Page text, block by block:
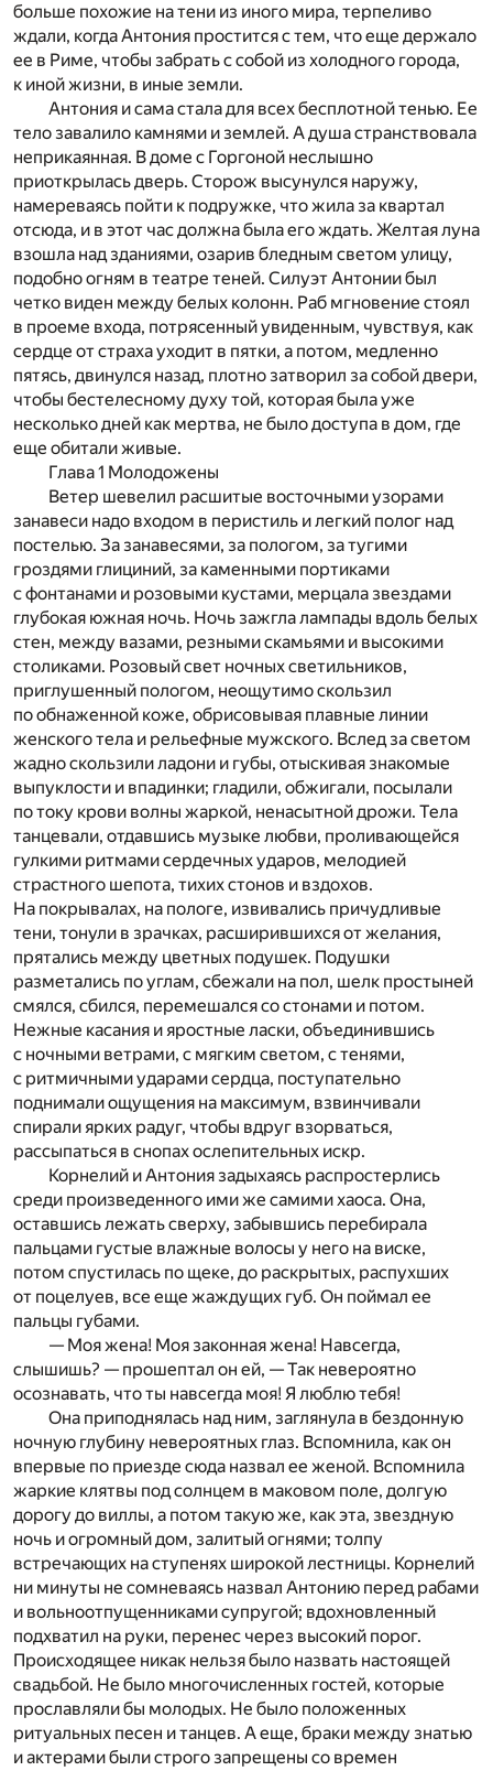
больше похожие на тени из иного мира, терпеливо
ждали, когда Антония простится с тем, что еще держало
ее в Риме, чтобы забрать с собой из холодного города,
к иной жизни, в иные земли.
Антония и сама стала для всех бесплотной тенью. Ее
тело завалило камнями и землей. А душа странствовала
неприкаянная. В доме с Горгоной неслышно
приоткрылась дверь. Сторож высунулся наружу,
намереваясь пойти к подружке, что жила за квартал
отсюда, и в этот час должна была его ждать. Желтая луна
взошла над зданиями, озарив бледным светом улицу,
подобно огням в театре теней. Силуэт Антонии был
четко виден между белых колонн. Раб мгновение стоял
в проеме входа, потрясенный увиденным, чувствуя, как
сердце от страха уходит в пятки, а потом, медленно
пятясь, двинулся назад, плотно затворил за собой двери,
чтобы бестелесному духу той, которая была уже
несколько дней как мертва, не было доступа в дом, где
еще обитали живые.
Глава 1 Молодожены
Ветер шевелил расшитые восточными узорами
занавеси надо входом в перистиль и легкий полог над
постелью. За занавесями, за пологом, за тугими
гроздями глициний, за каменными портиками
с фонтанами и розовыми кустами, мерцала звездами
глубокая южная ночь. Ночь зажгла лампады вдоль белых
стен, между вазами, резными скамьями и высокими
столиками. Розовый свет ночных светильников,
приглушенный пологом, неощутимо скользил
по обнаженной коже, обрисовывая плавные линии
женского тела и рельефные мужского. Вслед за светом
жадно скользили ладони и губы, отыскивая знакомые
выпуклости и впадинки; гладили, обжигали, посылали
по току крови волны жаркой, ненасытной дрожи. Тела
танцевали, отдавшись музыке любви, проливающейся
гулкими ритмами сердечных ударов, мелодией
страстного шепота, тихих стонов и вздохов.
На покрывалах, на пологе, извивались причудливые
тени, тонули в зрачках, расширившихся от желания,
прятались между цветных подушек. Подушки
разметались по углам, сбежали на пол, шелк простыней
смялся, сбился, перемешался со стонами и потом.
Нежные касания и яростные ласки, объединившись
с ночными ветрами, с мягким светом, с тенями,
с ритмичными ударами сердца, поступательно
поднимали ощущения на максимум, взвинчивали
спирали ярких радуг, чтобы вдруг взорваться,
рассыпаться в снопах ослепительных искр.
Корнелий и Антония задыхаясь распростерлись
среди произведенного ими же самими хаоса. Она,
оставшись лежать сверху, забывшись перебирала
пальцами густые влажные волосы у него на виске,
потом спустилась по щеке, до раскрытых, распухших
от поцелуев, все еще жаждущих губ. Он поймал ее
пальцы губами.
— Моя жена! Моя законная жена! Навсегда,
слышишь? — прошептал он ей, — Так невероятно
осознавать, что ты навсегда моя! Я люблю тебя!
Она приподнялась над ним, заглянула в бездонную
ночную глубину невероятных глаз. Вспомнила, как он
впервые по приезде сюда назвал ее женой. Вспомнила
жаркие клятвы под солнцем в маковом поле, долгую
дорогу до виллы, а потом такую же, как эта, звездную
ночь и огромный дом, залитый огнями; толпу
встречающих на ступенях широкой лестницы. Корнелий
ни минуты не сомневаясь назвал Антонию перед рабами
и вольноотпущенниками супругой; вдохновленный
подхватил на руки, перенес через высокий порог.
Происходящее никак нельзя было назвать настоящей
свадьбой. Не было многочисленных гостей, которые
прославляли бы молодых. Не было положенных
ритуальных песен и танцев. А еще, браки между знатью
и актерами были строго запрещены со времен